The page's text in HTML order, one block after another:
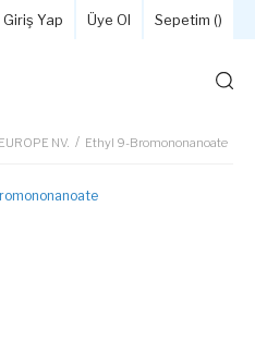
Giriş Yap Üye Ol Sepetim ()
NV. Ethyl 9-Bromononanoate